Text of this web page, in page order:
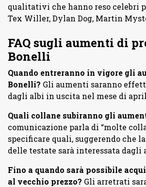
qualitativi che hanno reso celebri
Tex Willer, Dylan Dog, Martin
FAQ sugli aumenti di
Bonelli
Quando entreranno in vigore gli
Bonelli? Gli aumenti saranno
dagli albi in uscita nel mese di
Quali collane subiranno gli
comunicazione parla di “molte
specificare quali, suggerendo che
delle testate sarà interessata dagli
Fino a quando sarà possibile
al vecchio prezzo? Gli arretrati